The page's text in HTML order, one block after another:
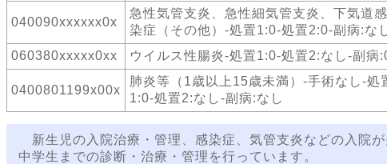
040090xxxxxx0x
急性気管支炎、急性細気管支炎、下気道感
染症（その他）-処置1:0-処置2:0-副病:な
060380xxxxx0xx ウイルス性腸炎-処置1:0-処置2:なし-副病
0400801199x00x
肺炎等（1歳以上15歳未満）-手術なし-処
1:0-処置2:なし-副病:なし
新生児の入院治療・管理、感染症、気管支炎などの入院
中学生までの診断・治療・管理を行っています。